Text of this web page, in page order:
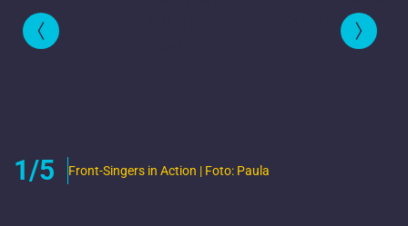
1/5 Front-Singers in Action | Foto: Paula